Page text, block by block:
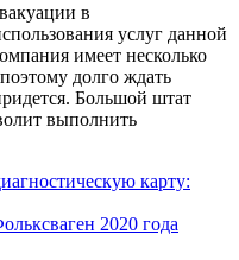
в
услуг данной
имеет несколько
долго ждать
Большой штат
выполнить
карту:
2020 года